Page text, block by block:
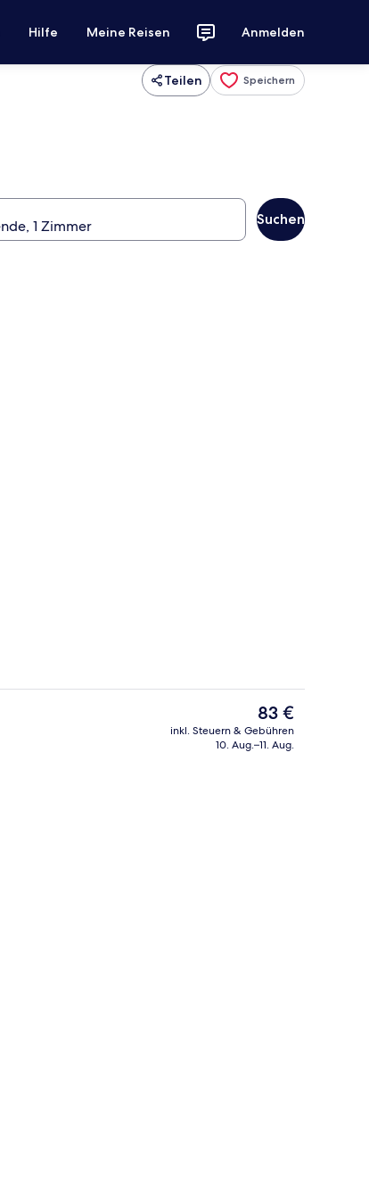
Hilfe Meine Reisen Anmelden
Teilen Speichern
Suchen
Tägliches Frühstücksbuffet gegen
Der
aktuelle
Preis
83 €
inkl. Steuern & Gebühren
10. Aug.–11. Aug.